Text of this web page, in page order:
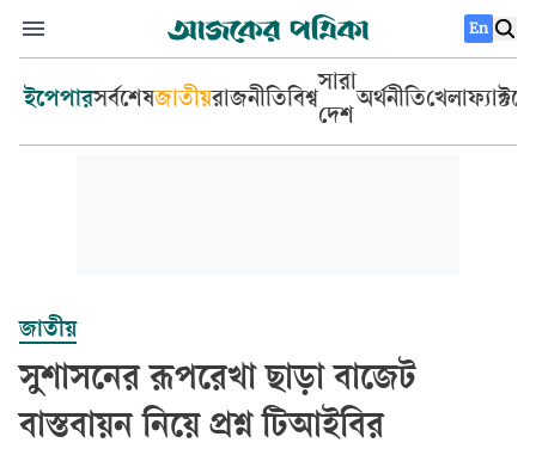
En
ইপেপারসর্বশেষজাতীয়রাজনীতিবিশ্ব
সারা
দেশ
অর্থনীতিখেলা
জাতীয়
সুশাসনের রূপরেখা ছাড়া বাজেট
বাস্তবায়ন নিয়ে প্রশ্ন টিআইবির